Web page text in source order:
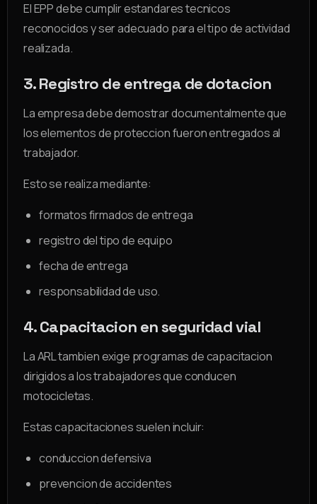
El EPP debe cumplir estandares tecnicos
reconocidos y ser adecuado para el tipo de actividad
realizada.
3. Registro de entrega de dotacion
La empresa debe demostrar documentalmente que
los elementos de proteccion fueron entregados al
trabajador.
Esto se realiza mediante:
formatos firmados de entrega
registro del tipo de equipo
fecha de entrega
responsabilidad de uso.
4. Capacitacion en seguridad vial
La ARL tambien exige programas de capacitacion
dirigidos a los trabajadores que conducen
motocicletas.
Estas capacitaciones suelen incluir:
conduccion defensiva
prevencion de accidentes